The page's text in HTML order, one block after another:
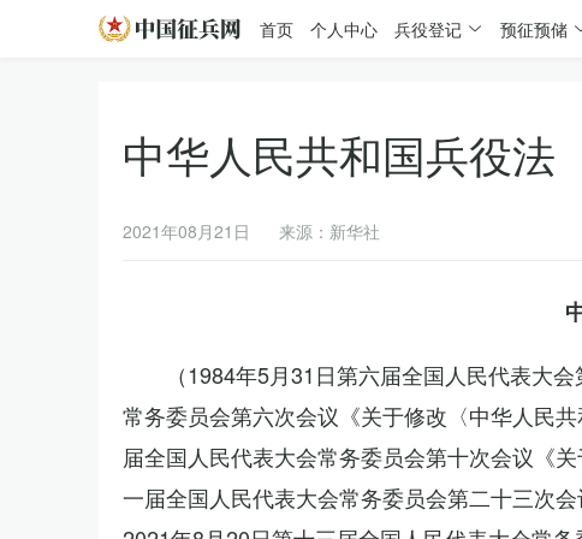
首页 个人中心 兵役登记 预征预储
中华人民共和国兵役法
2021年08月21日 来源：新华社
（1984年5月31日第六届全国人民代表大
常务委员会第六次会议《关于修改〈中华人民
届全国人民代表大会常务委员会第十次会议《
一届全国人民代表大会常务委员会第二十三次